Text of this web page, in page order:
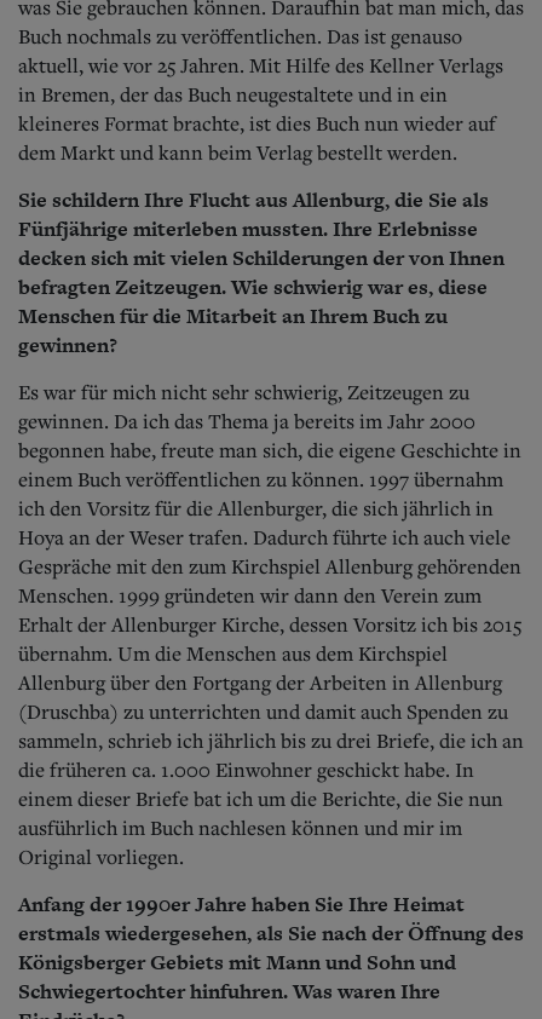
was Sie gebrauchen können. Daraufhin bat man mich, das
Buch nochmals zu veröffentlichen. Das ist genauso
aktuell, wie vor 25 Jahren. Mit Hilfe des Kellner Verlags
in Bremen, der das Buch neugestaltete und in ein
kleineres Format brachte, ist dies Buch nun wieder auf
dem Markt und kann beim Verlag bestellt werden.
Sie schildern Ihre Flucht aus Allenburg, die Sie als
Fünfjährige miterleben mussten. Ihre Erlebnisse
decken sich mit vielen Schilderungen der von Ihnen
befragten Zeitzeugen. Wie schwierig war es, diese
Menschen für die Mitarbeit an Ihrem Buch zu
gewinnen?
Es war für mich nicht sehr schwierig, Zeitzeugen zu
gewinnen. Da ich das Thema ja bereits im Jahr 2000
begonnen habe, freute man sich, die eigene Geschichte in
einem Buch veröffentlichen zu können. 1997 übernahm
ich den Vorsitz für die Allenburger, die sich jährlich in
Hoya an der Weser trafen. Dadurch führte ich auch viele
Gespräche mit den zum Kirchspiel Allenburg gehörenden
Menschen. 1999 gründeten wir dann den Verein zum
Erhalt der Allenburger Kirche, dessen Vorsitz ich bis 2015
übernahm. Um die Menschen aus dem Kirchspiel
Allenburg über den Fortgang der Arbeiten in Allenburg
(Druschba) zu unterrichten und damit auch Spenden zu
sammeln, schrieb ich jährlich bis zu drei Briefe, die ich an
die früheren ca. 1.000 Einwohner geschickt habe. In
einem dieser Briefe bat ich um die Berichte, die Sie nun
ausführlich im Buch nachlesen können und mir im
Original vorliegen.
Anfang der 1990er Jahre haben Sie Ihre Heimat
erstmals wiedergesehen, als Sie nach der Öffnung des
Königsberger Gebiets mit Mann und Sohn und
Schwiegertochter hinfuhren. Was waren Ihre